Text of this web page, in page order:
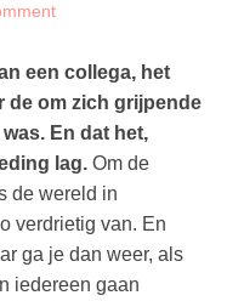
een collega, het
de om zich grijpende
En dat het,
lag. Om de
de wereld in
verdrietig van. En
ga je dan weer, als
iedereen gaan